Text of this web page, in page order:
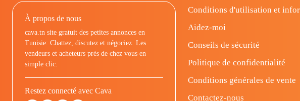
À propos de nous
cava.tn site gratuit des petites annonces en
Tunisie: Chattez, discutez et négociez. Les
vendeurs et acheteurs prés de chez vous en
simple clic.
Restez connecté avec Cava
Conditions d'utilisation et
Aidez-moi
Conseils de sécurité
Politique de confidentialité
Conditions générales de vente
Contactez-nous